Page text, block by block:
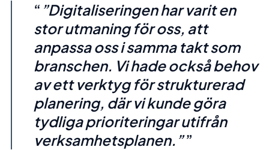
”Digitaliseringen har varit en
stor utmaning för oss, att
anpassa oss i samma takt som
branschen. Vi hade också behov
av ett verktyg för strukturerad
planering, där vi kunde göra
tydliga prioriteringar utifrån
verksamhetsplanen.”